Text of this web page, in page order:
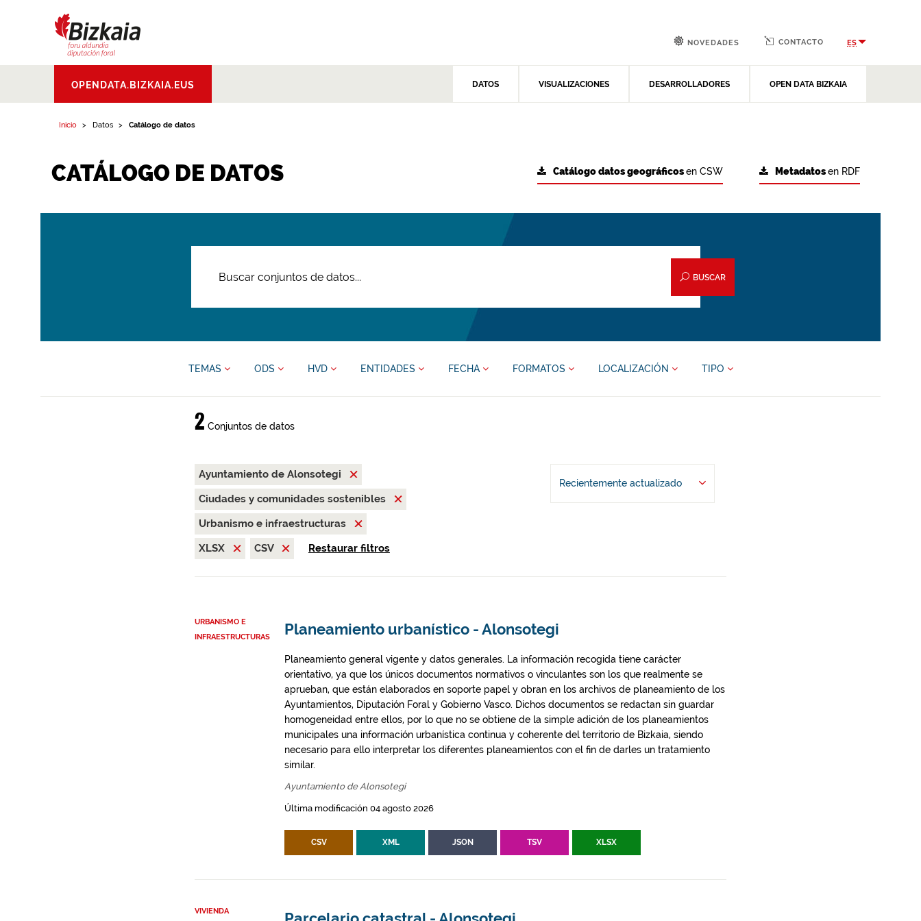
Aldundia.Diputacion
Foral de Bizkaia
OPENDATA.BIZKAIA.EUS DATOS VISUALIZACIONES DESARROLLADORES OPEN DATA BIZKAIA
NOVEDADES CONTACTO ES
Inicio Datos Catálogo de datos
CATÁLOGO DE DATOS Metadatosen RDF
Catálogo datos geográficosen CSW
BUSCAR
TEMAS ODS HVD ENTIDADES FECHA FORMATOS LOCALIZACIÓN TIPO
2 Conjuntos de datos
Ayuntamiento de Alonsotegi
Ciudades y comunidades sostenibles
Urbanismo e infraestructuras
XLSX
CSV Restaurar filtros
Recientemente actualizado
URBANISMO E
INFRAESTRUCTURAS
Planeamiento urbanístico - Alonsotegi
Planeamiento general vigente y datos generales. La información recogida tiene carácter
orientativo, ya que los únicos documentos normativos o vinculantes son los que realmente se
aprueban, que están elaborados en soporte papel y obran en los archivos de planeamiento de los
Ayuntamientos, Diputación Foral y Gobierno Vasco. Dichos documentos se redactan sin guardar
homogeneidad entre ellos, por lo que no se obtiene de la simple adición de los planeamientos
municipales una información urbanística continua y coherente del territorio de Bizkaia, siendo
necesario para ello interpretar los diferentes planeamientos con el fin de darles un tratamiento
similar.
Ayuntamiento de Alonsotegi
Última modificación 04 agosto 2026
CSV XML JSON TSV XLSX
VIVIENDA